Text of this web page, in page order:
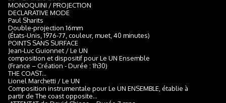
MONOQUINI / PROJECTION
DECLARATIVE MODE
Paul Sharits
Double-projection 16mm
(États-Unis, 1976-77, couleur, muet, 40 minutes)
POINTS SANS SURFACE
Jean-Luc Guionnet / Le UN
composition et dispositif pour Le UN Ensemble
(France – Création - Durée : 1h30)
THE COAST...
Lionel Marchetti / Le UN
Composition instrumentale pour Le UN ENSEMBLE, établie à
partir de The coast opposite...